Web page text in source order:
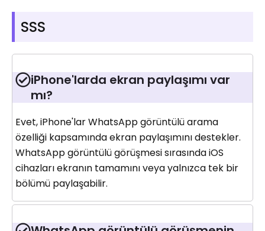
SSS
iPhone'larda ekran paylaşımı var
mı?
Evet, iPhone'lar WhatsApp görüntülü arama
özelliği kapsamında ekran paylaşımını destekler.
WhatsApp görüntülü görüşmesi sırasında iOS
cihazları ekranın tamamını veya yalnızca tek bir
bölümü paylaşabilir.